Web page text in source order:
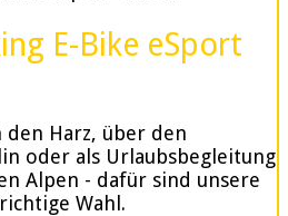
E-Bike eSport
Harz, über den
oder als Urlaubsbegleitung
Alpen - dafür sind unsere
Wahl.